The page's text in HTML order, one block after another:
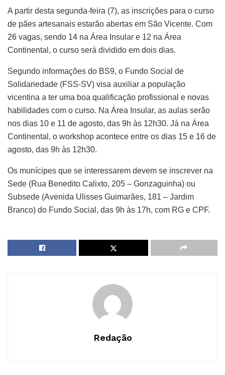
A partir desta segunda-feira (7), as inscrições para o curso
de pães artesanais estarão abertas em São Vicente. Com
26 vagas, sendo 14 na Área Insular e 12 na Área
Continental, o curso será dividido em dois dias.
Segundo informações do BS9, o Fundo Social de
Solidariedade (FSS-SV) visa auxiliar a população
vicentina a ter uma boa qualificação profissional e novas
habilidades com o curso. Na Área Insular, as aulas serão
nos dias 10 e 11 de agosto, das 9h às 12h30. Já na Área
Continental, o workshop acontece entre os dias 15 e 16 de
agosto, das 9h às 12h30.
Os munícipes que se interessarem devem se inscrever na
Sede (Rua Benedito Calixto, 205 – Gonzaguinha) ou
Subsede (Avenida Ulisses Guimarães, 181 – Jardim
Branco) do Fundo Social, das 9h às 17h, com RG e CPF.
Redação